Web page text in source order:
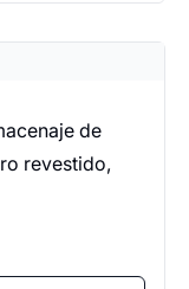
de
revestido,